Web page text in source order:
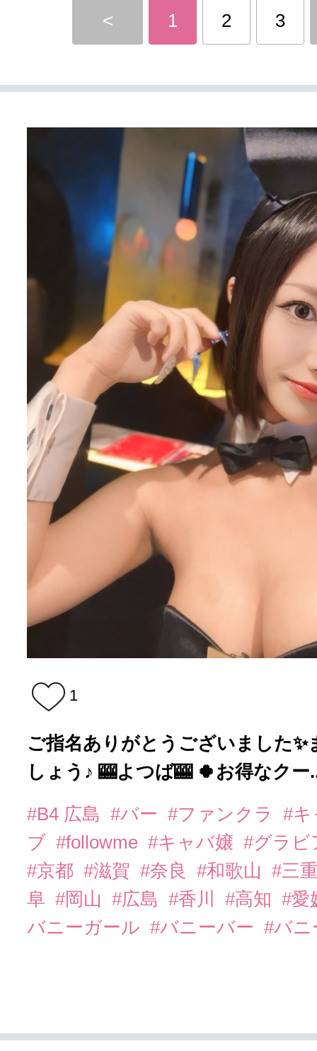
< 1 2 3
1
ご指名ありがとうございました✨
しょう♪ 🎰よつば🎰 🍀お得なクー
#B4 広島 #バー #ファンクラ
#
ブ #followme #キャバ嬢 #グラ
#京都 #滋賀 #奈良 #和歌山
#三
阜 #岡山 #広島 #香川 #高知 #愛
バニーガール #バニーバー #バ